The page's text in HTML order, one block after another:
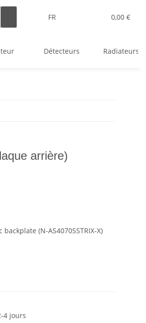
FR 0,00 €
Détecteurs Radiateurs
arrière)
(N-AS4070SSTRIX-X)
4 jours